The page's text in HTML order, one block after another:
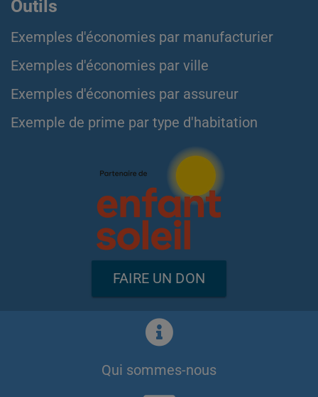
Outils
Exemples d'économies par manufacturier
Exemples d'économies par ville
Exemples d'économies par assureur
Exemple de prime par type d'habitation
FAIRE UN DON
Qui sommes-nous